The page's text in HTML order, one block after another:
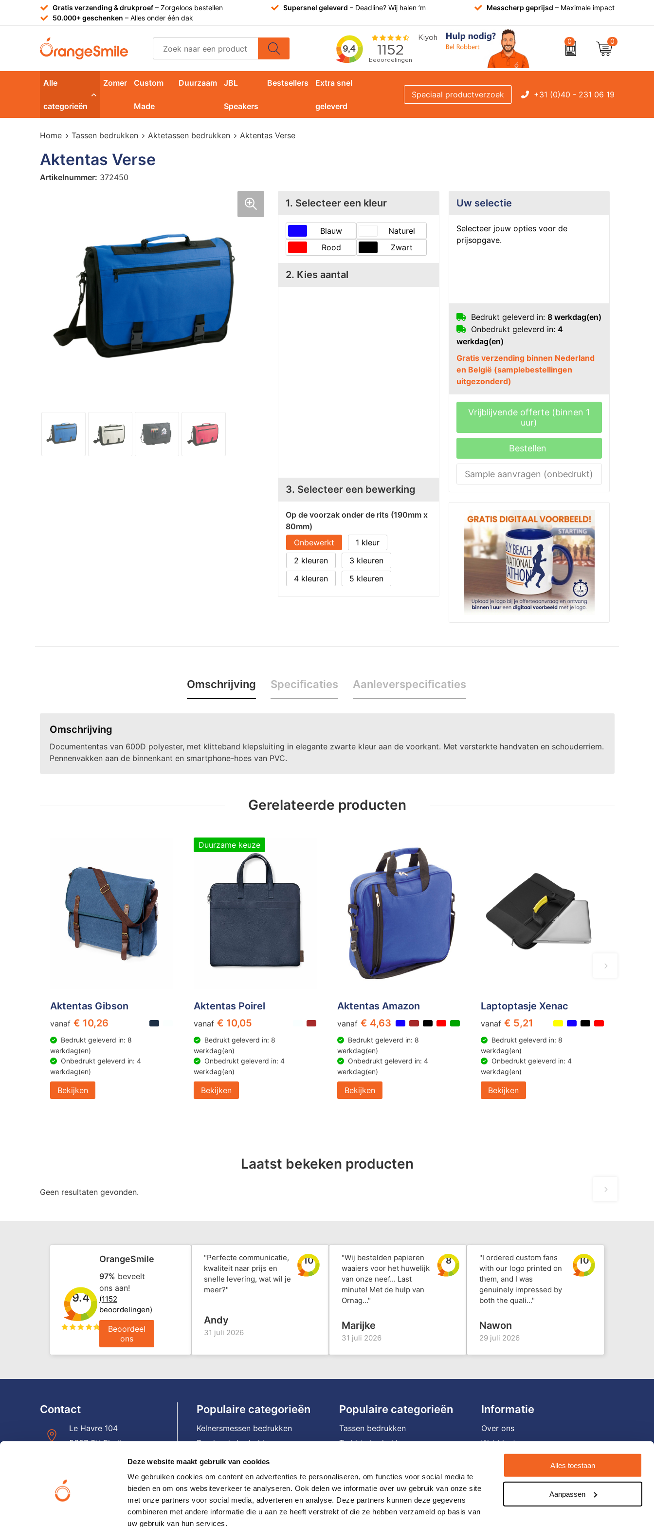
Deze website maakt gebruik van cookies
We gebruiken cookies om content en advertenties te personaliseren, om functies voor social media te
bieden en om ons websiteverkeer te analyseren. Ook delen we informatie over uw gebruik van onze site
met onze partners voor social media, adverteren en analyse. Deze partners kunnen deze gegevens
combineren met andere informatie die u aan ze heeft verstrekt of die ze hebben verzameld op basis van
uw gebruik van hun services.
Alles toestaan
Aanpassen
Gratis verzending & drukproef– Zorgeloos bestellen Supersnel geleverd – Deadline? Wij halen ’m Messcherp geprijsd – Maximale impact
50.000+ geschenken – Alles onder één dak
0 0
Alle
categorieën
Zomer Custom
Made
Duurzaam JBL
Speakers
Bestsellers Extra snel
geleverd
Speciaal productverzoek +31 (0)40 - 231 06 19
Home Tassen bedrukken Aktetassen bedrukken Aktentas Verse
Aktentas Verse
Artikelnummer: 372450
1. Selecteer een kleur
Blauw
Naturel
Rood
Zwart
2. Kies aantal
3. Selecteer een bewerking
Op de voorzak onder de rits (190mm x
80mm)
Onbewerkt
1
2
3
4
5
Uw selectie
Selecteer jouw opties voor de
prijsopgave.
Bedrukt geleverd in: 8 werkdag(en)
Onbedrukt geleverd in: 4
werkdag(en)
Gratis verzending binnen Nederland
en België (samplebestellingen
uitgezonderd)
Vrijblijvende offerte (binnen 1
uur)
Bestellen
Sample aanvragen (onbedrukt)
Omschrijving Specificaties Aanleverspecificaties
Omschrijving
Documententas van 600D polyester, met klitteband klepsluiting in elegante zwarte kleur aan de voorkant. Met versterkte handvaten en schouderriem.
Pennenvakken aan de binnenkant en smartphone-hoes van PVC.
Gerelateerde producten
Aktentas Gibson
vanaf € 10,26
Bedrukt geleverd in: 8
werkdag(en)
Onbedrukt geleverd in: 4
werkdag(en)
Bekijken
Duurzame keuze
Aktentas Poirel
vanaf € 10,05
Bedrukt geleverd in: 8
werkdag(en)
Onbedrukt geleverd in: 4
werkdag(en)
Bekijken
Aktentas Amazon
vanaf € 4,63
Bedrukt geleverd in: 8
werkdag(en)
Onbedrukt geleverd in: 4
werkdag(en)
Bekijken
Laptoptasje Xenac
vanaf € 5,21
Bedrukt geleverd in: 8
werkdag(en)
Onbedrukt geleverd in: 4
werkdag(en)
Bekijken
Laatst bekeken producten
Geen resultaten gevonden.
9.4
OrangeSmile
97% beveelt
ons aan!
(1152
beoordelingen)
Beoordeel
ons
"Perfecte communicatie,
kwaliteit naar prijs en
snelle levering, wat wil je
meer?"
10
Andy
31 juli 2026
"Wij bestelden papieren
waaiers voor het huwelijk
van onze neef... Last
minute! Met de hulp van
Ornag..."
8
Marijke
31 juli 2026
"I ordered custom fans
with our logo printed on
them, and I was
genuinely impressed by
both the quali..."
10
Nawon
29 juli 2026
Contact
Le Havre 104
5627 SV Eindhoven
+31(0)40 – 231 06 19
info@orangesmile.nl
Populaire categorieën
Kelnersmessen bedrukken
Bandana's bedrukken
Pantoffels bedrukken
Reistassen bedrukken
Laptophoezen bedrukken
Emaille mokken bedrukken
Hoeden bedrukken
Populaire categorieën
Tassen bedrukken
T-shirts bedrukken
Bedrukte powerbanks
Speakers bedrukken
Bedrukte caps
Balpennen bedrukken
Informatie
Over ons
Wat klanten zeggen
Vacatures